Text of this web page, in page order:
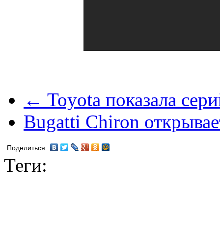
← Toyota показала
Bugatti Chiron
Поделиться
Теги: